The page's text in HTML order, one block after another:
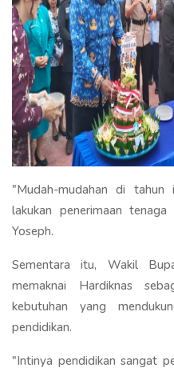
"Mudah-mudahan di
lakukan penerimaan
Yoseph.
Sementara itu, Wakil
memaknai Hardiknas
kebutuhan yang
pendidikan.
"Intinya pendidikan sangat